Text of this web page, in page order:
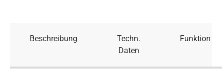
Beschreibung
Techn.
Daten
Funktion